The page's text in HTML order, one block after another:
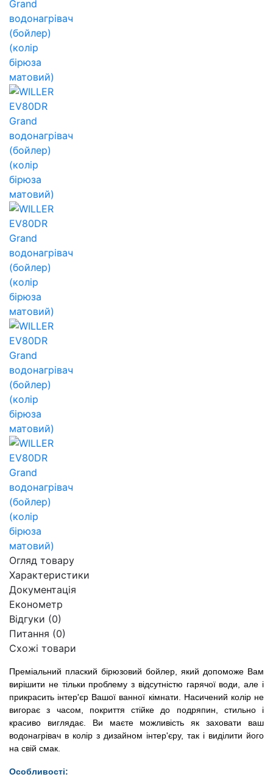
Огляд товару
Характеристики
Документація
Економетр
Відгуки (0)
Питання (0)
Схожі товари
Преміальний плаский бірюзовий бойлер, який допоможе Вам
вирішити не тільки проблему з відсутністю гарячої води, але і
прикрасить інтер'єр Вашої ванної кімнати. Насичений колір не
вигорає з часом, покриття стійке до подряпин, стильно і
красиво виглядає. Ви маєте можливість як заховати ваш
водонагрівач в колір з дизайном інтер'єру, так і виділити його
на свій смак.
Особливості: